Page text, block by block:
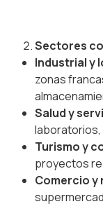
Sectores
Industrial y
zonas
Salud y
laboratorios,
Turismo y
proyectos
Comercio y